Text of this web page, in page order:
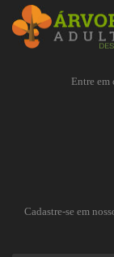
Entre em
Cadastre-se em